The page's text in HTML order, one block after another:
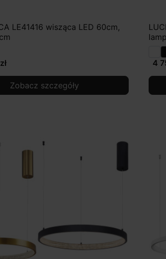
LE41416 wisząca LED 60cm,
Zobacz szczegóły
4